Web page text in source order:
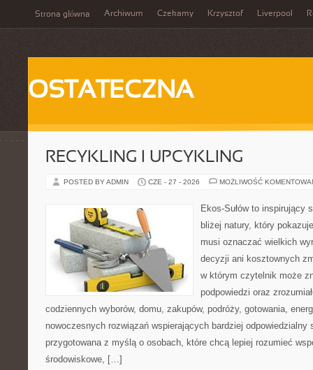
Strona główna Archiwum Czekamy Krzysztof Liverpool
OSTATECZNA
RECYKLING I UPCYKLING
POSTED BY ADMIN CZE - 27 - 2026 MOŻLIWOŚĆ
Ekos-Sułów to inspirujący
bliżej natury, który
musi oznaczać wielkich
decyzji ani kosztownych
w którym czytelnik może
podpowiedzi oraz
codziennych wyborów, domu, zakupów, podróży, gotowania,
nowoczesnych rozwiązań wspierających bardziej odpowiedzialny
przygotowana z myślą o osobach, które chcą lepiej rozumieć
środowiskowe, […]